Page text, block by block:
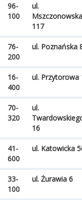
96-
100
ul.
Mszczonowska
117
76-
200
ul. Poznańska
16-
400
ul. Przytorowa
70-
320
ul.
16
41-
600
ul. Katowicka
33-
100
ul. Żurawia 6